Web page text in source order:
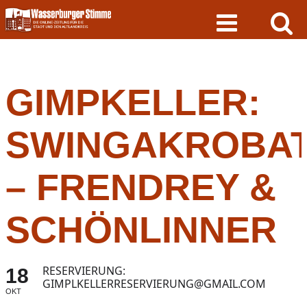
Skip
to
content
GIMPKELLER:
– FRENDREY &
SCHÖNLINNER
18
OKT
RESERVIERUNG:
GIMPLKELLERRESERVIERUNG@GMAIL.COM